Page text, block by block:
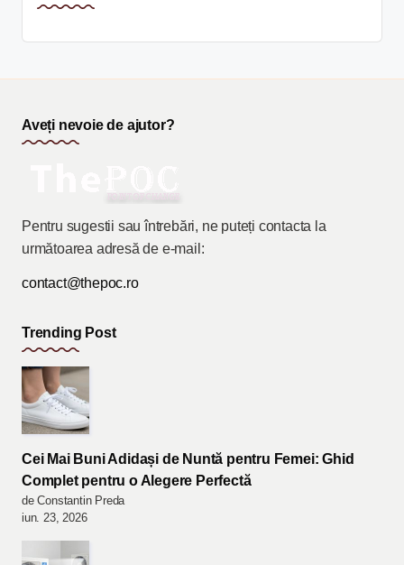
Aveți nevoie de ajutor?
Pentru sugestii sau întrebări, ne puteți contacta la
următoarea adresă de e-mail:
contact@thepoc.ro
Trending Post
Cei Mai Buni Adidași de Nuntă pentru Femei: Ghid
Complet pentru o Alegere Perfectă
de Constantin Preda
iun. 23, 2026